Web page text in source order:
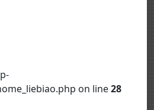
on line28